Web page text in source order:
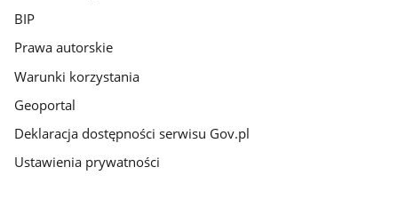
BIP
Prawa autorskie
Warunki korzystania
Geoportal
Deklaracja dostępności serwisu Gov.pl
Ustawienia prywatności